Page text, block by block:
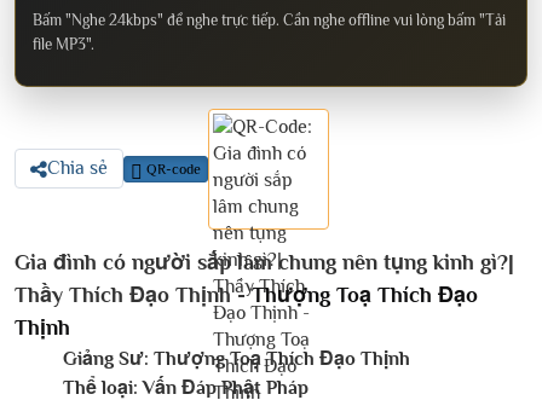
Bấm "Nghe 24kbps" để nghe trực tiếp. Cần nghe offline vui lòng bấm "Tải
file MP3".
Chia sẻ QR-code
Gia đình có người sắp lâm chung nên tụng kinh gì?|
Thầy Thích Đạo Thịnh -Thượng Toạ Thích Đạo
Thịnh
Giảng Sư: Thượng Toạ Thích Đạo Thịnh
Thể loại: Vấn Đáp Phật Pháp